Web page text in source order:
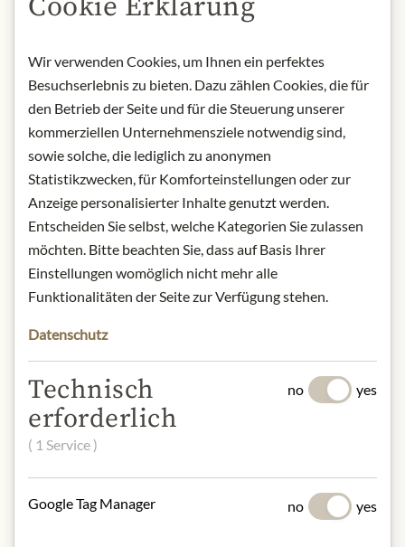
NYNÍ SKLADEM
Experience a world of flavours with
Summerbird's sophisticated, elegant
gift boxes, featuring praliné,
raspberry, mint, and passion fruit.
Sourced directly from farmers along
the Guayas River in Ecuador, the
Arriba-Nacional cocoa beans are
renowned as some of the world's
finest.
Origin: Denmark
Storage: Store in a cool and dry place,
Contact: Summerbird; Mandelalléen
6 - 5610 Assens - Danmark
Cookie Erklärung
Wir verwenden Cookies, um Ihnen ein perfektes
Besuchserlebnis zu bieten. Dazu zählen Cookies, die für
den Betrieb der Seite und für die Steuerung unserer
kommerziellen Unternehmensziele notwendig sind,
sowie solche, die lediglich zu anonymen
Statistikzwecken, für Komforteinstellungen oder zur
Anzeige personalisierter Inhalte genutzt werden.
Entscheiden Sie selbst, welche Kategorien Sie zulassen
möchten. Bitte beachten Sie, dass auf Basis Ihrer
Einstellungen womöglich nicht mehr alle
Funktionalitäten der Seite zur Verfügung stehen.
Datenschutz
Technisch
erforderlich
( 1 Service )
no yes
Google Tag Manager no yes